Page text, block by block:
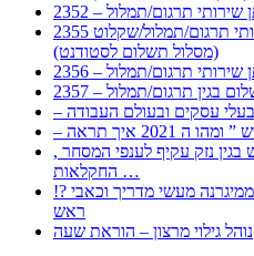
שירותי תרגום/תמלול
2355 דרישה לתשלום עבור מתן שירותי תרגום/תמלול/שקלוט
(מסלול תשלום לסטודנט)
שירותי תרגום/תמלול
תשלום בגין תרגום/תמלול
איך תראה
, התעשייה , פיצויי מס רכוש בגין נזק עקיף לענפי המסחר
החקלאות …
!? איך להפרד מהמיגרנה לשחרור ממיגרנה מעשי מדריך וכאבי
ראש
נוהל גילוי מרצון – הוראת שעה